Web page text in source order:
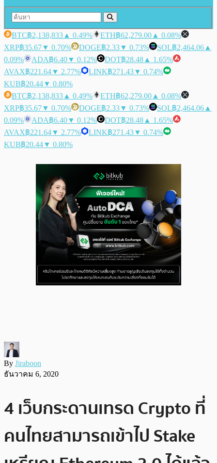
BTC฿2,138,833 ▲ 0.49% ETH฿62,279.00 ▲ 0.08%
XRP฿35.67▼ 0.70% DOGE฿2.33▼ 0.73% SOL฿2,464.06 ▲
0.09%
ADA฿6.40▼ 0.12% DOT฿28.48 ▲ 1.65%
AVAX฿221.64▼ 2.77% LINK฿271.43▼ 0.74%
KUB฿20.44▼ 0.80%
BTC฿2,138,833 ▲ 0.49% ETH฿62,279.00 ▲ 0.08%
XRP฿35.67▼ 0.70% DOGE฿2.33▼ 0.73% SOL฿2,464.06 ▲
0.09%
ADA฿6.40▼ 0.12% DOT฿28.48 ▲ 1.65%
AVAX฿221.64▼ 2.77% LINK฿271.43▼ 0.74%
KUB฿20.44▼ 0.80%
By Jiraboon
ธันวาคม 6, 2020
4 เว็บกระดานเทรด Crypto ที่
คนไทยสามารถเข้าไป Stake